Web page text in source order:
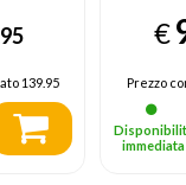
139.95
€
Prezzo
immediata